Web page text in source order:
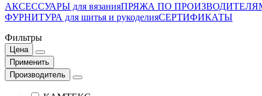
АКСЕССУАРЫ для вязанияПРЯЖА ПО
ФУРНИТУРА для шитья и рукоделияСЕРТИФИКАТЫ
Фильтры
Цена
Применить
Производитель